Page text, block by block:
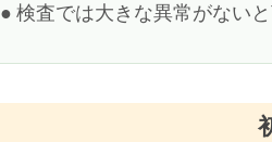
● 検査では大きな異常がない